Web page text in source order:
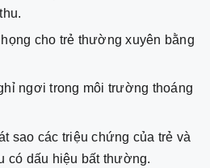
cho trẻ thường xuyên bằng
ngơi trong môi trường thoáng
sao các triệu chứng của trẻ và
có dấu hiệu bất thường.